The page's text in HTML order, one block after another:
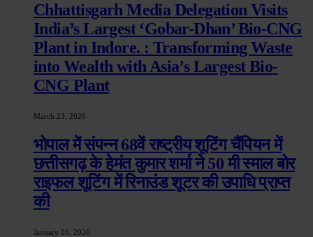
Chhattisgarh Media Delegation Visits
India’s Largest ‘Gobar-Dhan’ Bio-CNG
Plant in Indore. : Transforming Waste
into Wealth with Asia’s Largest Bio-
CNG Plant
March 23, 2026
भोपाल में संपन्न 68वें राष्ट्रीय शूटिंग चैंपियन में
छत्तीसगढ़ के हेमंत कुमार शर्मा ने 50 मी स्माल बोर
राइफल शूटिंग में रिनाउंड शूटर की उपाधि प्राप्त
की
January 16, 2026